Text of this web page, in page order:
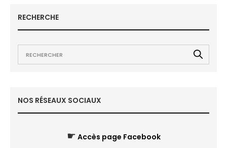
RECHERCHE
NOS RÉSEAUX SOCIAUX
☛ Accès page Facebook